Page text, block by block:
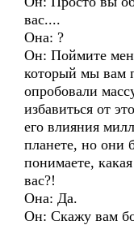
вас....
Она: ?
Он: Поймите
который мы вам
опробовали
избавиться от
его влияния
планете, но они
понимаете,
вас?!
Она: Да.
Он: Скажу вам